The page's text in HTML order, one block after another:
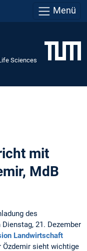
Menü
Sciences
mit
MdB
des
21. Dezember
Landwirtschaft
sieht wichtige